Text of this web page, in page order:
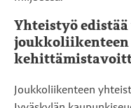
Yhteistyö
joukkoliikenteen
Joukkoliikenteen